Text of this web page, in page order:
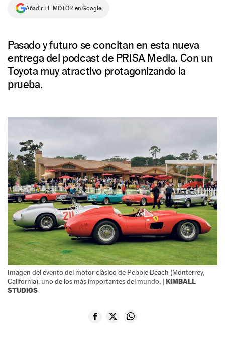
NEWSLETTER
Añadir EL MOTOR en Google
Pasado y futuro se concitan en esta nueva
entrega del podcast de PRISA Media. Con un
Toyota muy atractivo protagonizando la
prueba.
Imagen del evento del motor clásico de Pebble Beach (Monterrey,
California), uno de los más importantes del mundo. | KIMBALL
STUDIOS